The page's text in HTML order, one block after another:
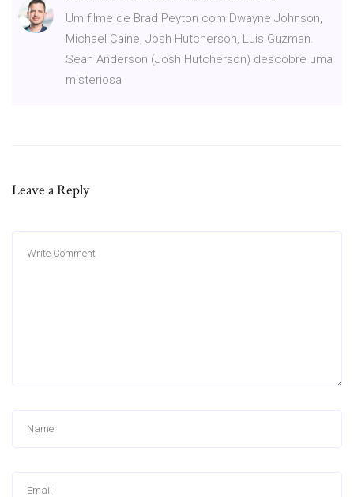
Um filme de Brad Peyton com Dwayne Johnson,
Michael Caine, Josh Hutcherson, Luis Guzman.
Sean Anderson (Josh Hutcherson) descobre uma
misteriosa
Leave a Reply